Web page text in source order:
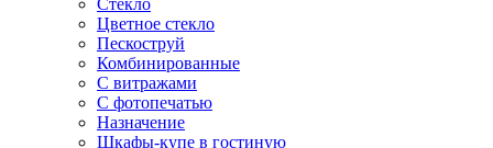
Стекло
Цветное стекло
Пескоструй
Комбинированные
С витражами
С фотопечатью
Назначение
Шкафы-купе в гостиную